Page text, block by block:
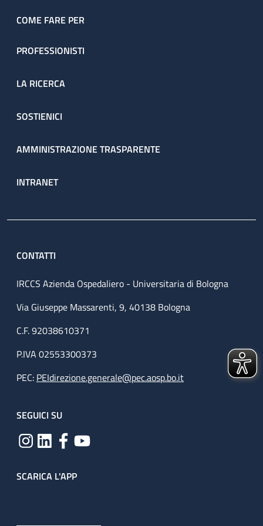
attraverso il percorso ambulatoriale complesso (PAC).
COME FARE PER
PROFESSIONISTI
LA RICERCA
SOSTIENICI
AMMINISTRAZIONE TRASPARENTE
INTRANET
CONTATTI
IRCCS Azienda Ospedaliero - Universitaria di Bologna
Via Giuseppe Massarenti, 9, 40138 Bologna
C.F. 92038610371
P.IVA 02553300373
PEC: PEIdirezione.generale@pec.aosp.bo.it
SEGUICI SU
SCARICA L'APP